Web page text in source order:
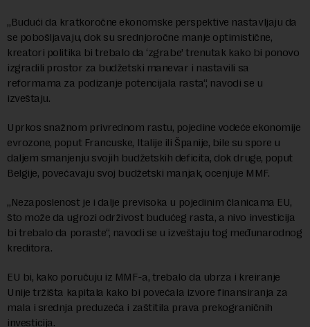
„Budući da kratkoročne ekonomske perspektive nastavljaju da
se pobošljavaju, dok su srednjoročne manje optimistične,
kreatori politika bi trebalo da ‘zgrabe’ trenutak kako bi ponovo
izgradili prostor za budžetski manevar i nastavili sa
reformama za podizanje potencijala rasta“, navodi se u
izveštaju.
Uprkos snažnom privrednom rastu, pojedine vodeće ekonomije
evrozone, poput Francuske, Italije ili Španije, bile su spore u
daljem smanjenju svojih budžetskih deficita, dok druge, poput
Belgije, povećavaju svoj budžetski manjak, ocenjuje MMF.
„Nezaposlenost je i dalje previsoka u pojedinim članicama EU,
što može da ugrozi održivost budućeg rasta, a nivo investicija
bi trebalo da poraste“, navodi se u izveštaju tog međunarodnog
kreditora.
EU bi, kako poručuju iz MMF-a, trebalo da ubrza i kreiranje
Unije tržišta kapitala kako bi povećala izvore finansiranja za
mala i srednja preduzeća i zaštitila prava prekograničnih
investicija.